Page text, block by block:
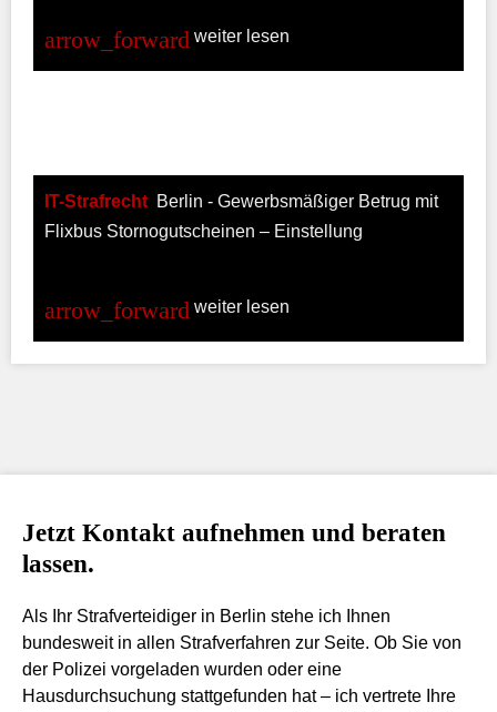
weiter lesen
IT-Strafrecht Berlin - Gewerbsmäßiger Betrug mit
Flixbus Stornogutscheinen – Einstellung
weiter lesen
Jetzt Kontakt aufnehmen und beraten
lassen.
Als Ihr Strafverteidiger in Berlin stehe ich Ihnen
bundesweit in allen Strafverfahren zur Seite. Ob Sie von
der Polizei vorgeladen wurden oder eine
Hausdurchsuchung stattgefunden hat – ich vertrete Ihre